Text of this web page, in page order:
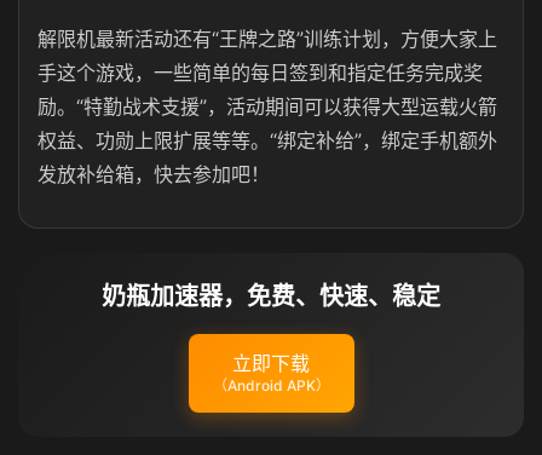
解限机最新活动还有“王牌之路”训练计划，方便大家上
手这个游戏，一些简单的每日签到和指定任务完成奖
励。“特勤战术支援”，活动期间可以获得大型运载火箭
权益、功勋上限扩展等等。“绑定补给”，绑定手机额外
发放补给箱，快去参加吧！
奶瓶加速器，免费、快速、稳定
立即下载
（Android APK）